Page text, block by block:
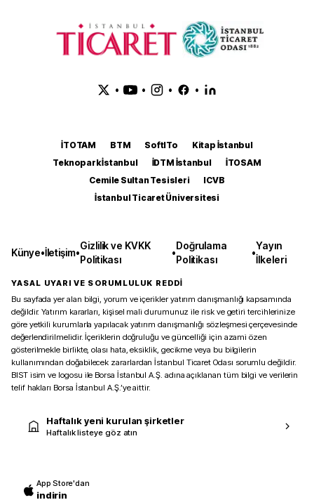
• • • •
İTOTAM BTM SoftITo
Kitap İstanbul
Teknopark İstanbul
İDTM İstanbul
İTOSAM
Cemile Sultan Tesisleri
ICVB
İstanbul Ticaret Üniversitesi
Künye•İletişim•
Gizlilik ve KVKK
Politikası
•
Doğrulama
Politikası
•
Yayın
İlkeleri
YASAL UYARI VE SORUMLULUK REDDİ
Bu sayfada yer alan bilgi, yorum ve içerikler yatırım danışmanlığı kapsamında
değildir. Yatırım kararları, kişisel mali durumunuz ile risk ve getiri tercihlerinize
göre yetkili kurumlarla yapılacak yatırım danışmanlığı sözleşmesi çerçevesinde
değerlendirilmelidir. İçeriklerin doğruluğu ve güncelliği için azami özen
gösterilmekle birlikte, olası hata, eksiklik, gecikme veya bu bilgilerin
kullanımından doğabilecek zararlardan İstanbul Ticaret Odası sorumlu değildir.
BIST isim ve logosu ile Borsa İstanbul A.Ş. adına açıklanan tüm bilgi ve verilerin
telif hakları Borsa İstanbul A.Ş.’ye aittir.
Haftalık yeni kurulan şirketler
Haftalık listeye göz atın
App Store'dan
indirin